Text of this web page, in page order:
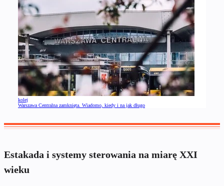
kolej
Warszawa Centralna zamknięta. Wiadomo, kiedy i na jak długo
Estakada i systemy sterowania na miarę XXI
wieku